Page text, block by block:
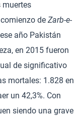
muertes
de Zarb-e-
año Pakistán
en 2015 fueron
de significativo
mortales: 1.828 en
un 42,3%. Con
siendo una grave